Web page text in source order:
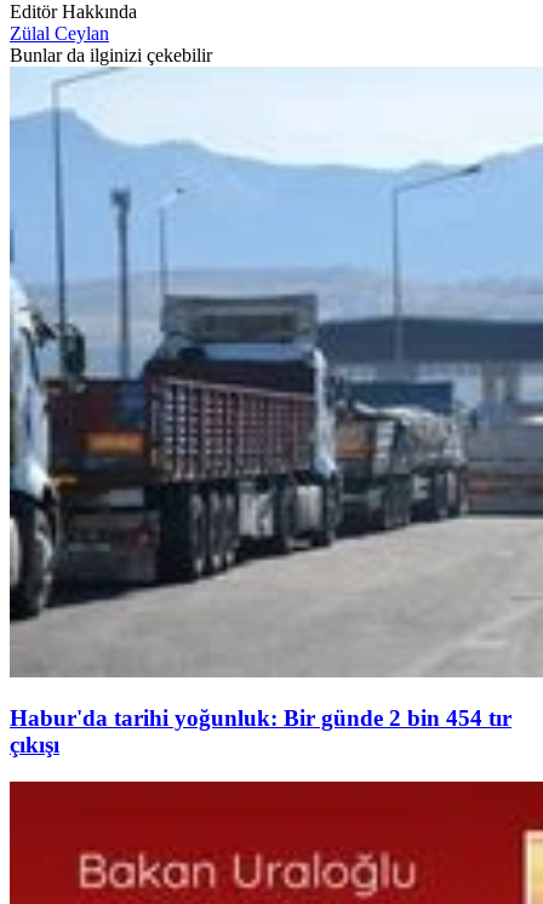
Editör Hakkında
Zülal Ceylan
Bunlar da ilginizi çekebilir
Habur'da tarihi yoğunluk: Bir günde 2 bin 454 tır
çıkışı